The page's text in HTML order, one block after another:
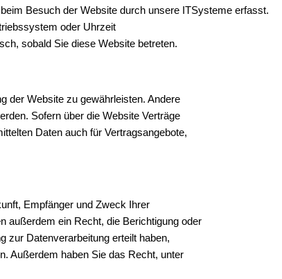
Besuch der Website durch unsere ITSysteme erfasst.
oder Uhrzeit
sobald Sie diese Website betreten.
der Website zu gewährleisten. Andere
Sofern über die Website Verträge
Daten auch für Vertragsangebote,
Empfänger und Zweck Ihrer
außerdem ein Recht, die Berichtigung oder
zur Datenverarbeitung erteilt haben,
Außerdem haben Sie das Recht, unter